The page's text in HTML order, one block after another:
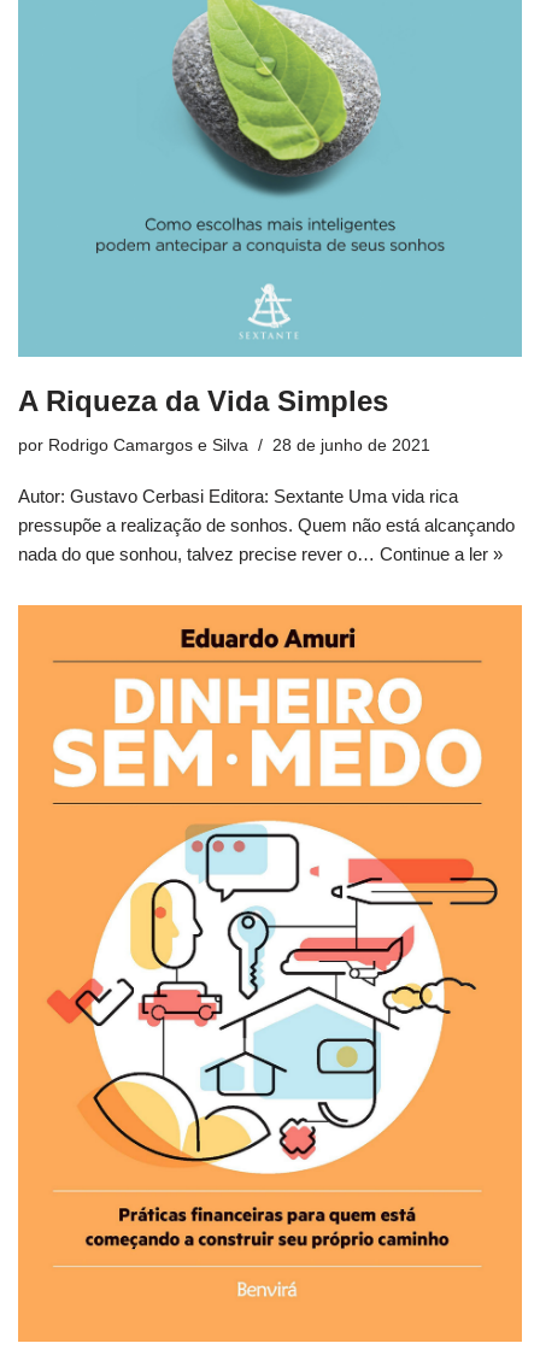
A Riqueza da Vida Simples
por Rodrigo Camargos e Silva 28 de junho de 2021
Autor: Gustavo Cerbasi Editora: Sextante Uma vida rica
pressupõe a realização de sonhos. Quem não está alcançando
nada do que sonhou, talvez precise rever o… Continue a ler »